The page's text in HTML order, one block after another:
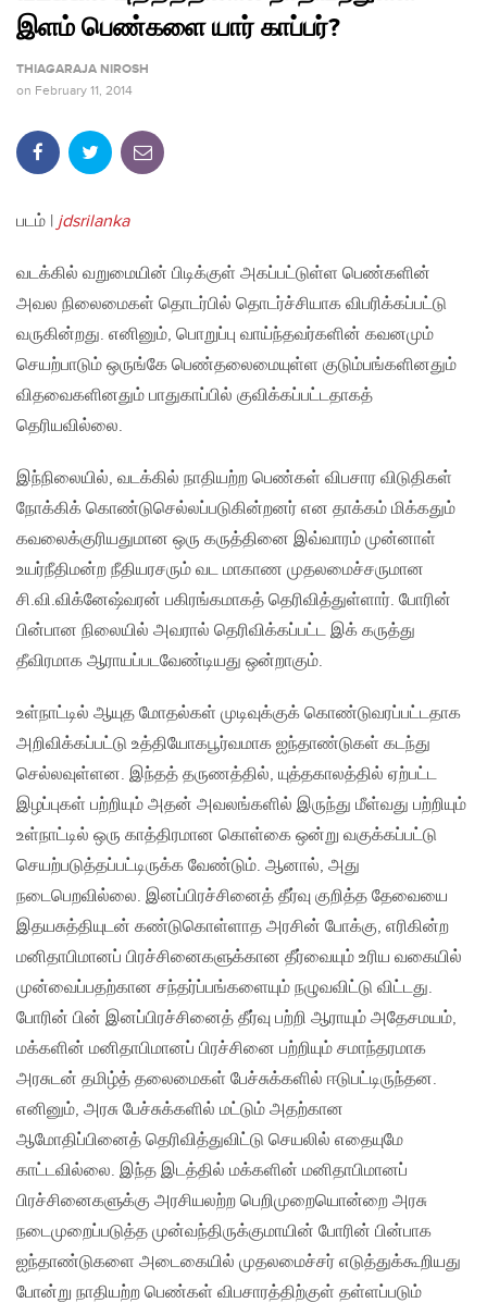
இளம் பெண்களை யார் காப்பர்?
THIAGARAJA NIROSH
on February 11, 2014
படம் | jdsrilanka
வடக்கில் வறுமையின் பிடிக்குள் அகப்பட்டுள்ள பெண்களின்
அவல நிலைமைகள் தொடர்பில் தொடர்ச்சியாக விபரிக்கப்பட்டு
வருகின்றது. எனினும், பொறுப்பு வாய்ந்தவர்களின் கவனமும்
செயற்பாடும் ஒருங்கே பெண்தலைமையுள்ள குடும்பங்களினதும்
விதவைகளினதும் பாதுகாப்பில் குவிக்கப்பட்டதாகத்
தெரியவில்லை.
இந்நிலையில், வடக்கில் நாதியற்ற பெண்கள் விபசார விடுதிகள்
நோக்கிக் கொண்டுசெல்லப்படுகின்றனர் என தாக்கம் மிக்கதும்
கவலைக்குரியதுமான ஒரு கருத்தினை இவ்வாரம் முன்னாள்
உயர்நீதிமன்ற நீதியரசரும் வட மாகாண முதலமைச்சருமான
சி.வி.விக்னேஷ்வரன் பகிரங்கமாகத் தெரிவித்துள்ளார். போரின்
பின்பான நிலையில் அவரால் தெரிவிக்கப்பட்ட இக் கருத்து
தீவிரமாக ஆராயப்படவேண்டியது ஒன்றாகும்.
உள்நாட்டில் ஆயுத மோதல்கள் முடிவுக்குக் கொண்டுவரப்பட்டதாக
அறிவிக்கப்பட்டு உத்தியோகபூர்வமாக ஐந்தாண்டுகள் கடந்து
செல்லவுள்ளன. இந்தத் தருணத்தில், யுத்தகாலத்தில் ஏற்பட்ட
இழப்புகள் பற்றியும் அதன் அவலங்களில் இருந்து மீள்வது பற்றியும்
உள்நாட்டில் ஒரு காத்திரமான கொள்கை ஒன்று வகுக்கப்பட்டு
செயற்படுத்தப்பட்டிருக்க வேண்டும். ஆனால், அது
நடைபெறவில்லை. இனப்பிரச்சினைத் தீர்வு குறித்த தேவையை
இதயசுத்தியுடன் கண்டுகொள்ளாத அரசின் போக்கு, எரிகின்ற
மனிதாபிமானப் பிரச்சினைகளுக்கான தீர்வையும் உரிய வகையில்
முன்வைப்பதற்கான சந்தர்ப்பங்களையும் நழுவவிட்டு விட்டது.
போரின் பின் இனப்பிரச்சினைத் தீர்வு பற்றி ஆராயும் அதேசமயம்,
மக்களின் மனிதாபிமானப் பிரச்சினை பற்றியும் சமாந்தரமாக
அரசுடன் தமிழ்த் தலைமைகள் பேச்சுக்களில் ஈடுபட்டிருந்தன.
எனினும், அரசு பேச்சுக்களில் மட்டும் அதற்கான
ஆமோதிப்பினைத் தெரிவித்துவிட்டு செயலில் எதையுமே
காட்டவில்லை. இந்த இடத்தில் மக்களின் மனிதாபிமானப்
பிரச்சினைகளுக்கு அரசியலற்ற பெறிமுறையொன்றை அரசு
நடைமுறைப்படுத்த முன்வந்திருக்குமாயின் போரின் பின்பாக
ஐந்தாண்டுகளை அடைகையில் முதலமைச்சர் எடுத்துக்கூறியது
போன்று நாதியற்ற பெண்கள் விபசாரத்திற்குள் தள்ளப்படும்